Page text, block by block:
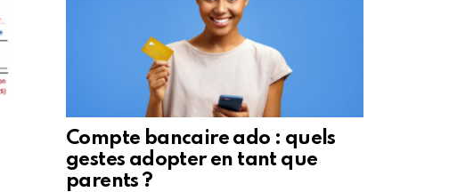
Compte bancaire ado : quels
gestes adopter en tant que
parents ?